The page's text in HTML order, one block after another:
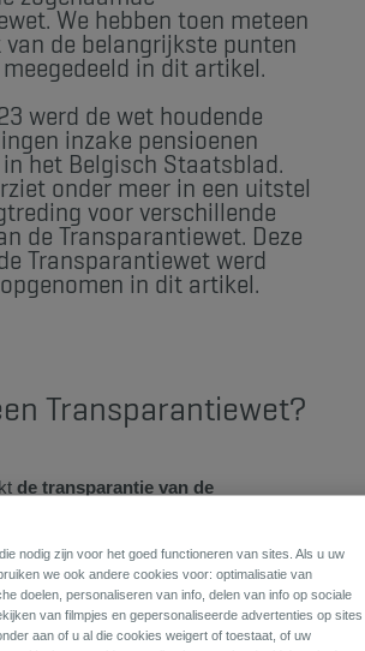
We hebben toen meteen
van de belangrijkste punten
in dit artikel​.
werd de wet houdende
inzake pensioenen
het Belgisch Staatsblad.
onder meer in een uitstel
voor verschillende
de Transparantiewet. Deze
Transparantiewet werd
in dit artikel.​
Transparantiewet?
de transparantie van de
voor alle pensioeninstellingen
die tot voor kort enkel golden
(op basis van IORP II), zijn nu
nodig zijn voor het goed functioneren van sites. Als u uw
we ook andere cookies voor: optimalisatie van
doelen, personaliseren van info, delen van info op sociale
van filmpjes en gepersonaliseerde advertenties op sites
aan of u al die cookies weigert of toestaat, of uw